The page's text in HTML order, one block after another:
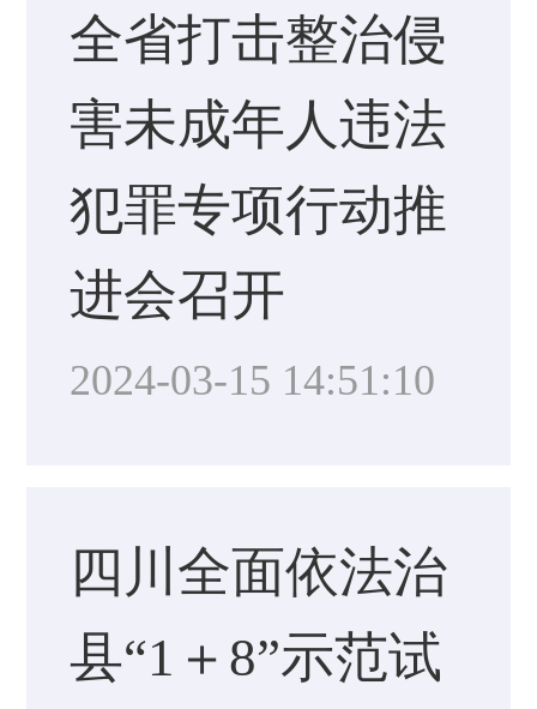
全省打击整治侵
害未成年人违法
犯罪专项行动推
进会召开
2024-03-15 14:51:10
四川全面依法治
县“1＋8”示范试